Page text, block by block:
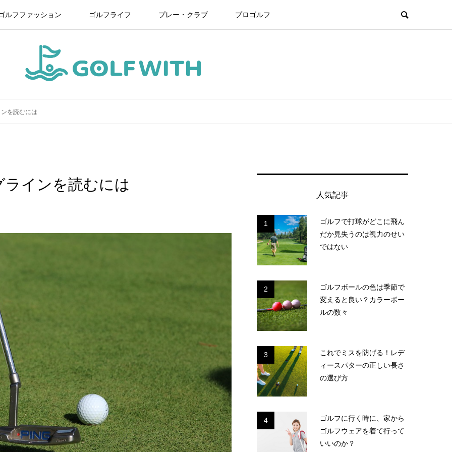
ルフファッション ゴルフライフ プレー・クラブ プロゴルフ
を読むには
インを読むには
人気記事
1
ゴルフで打球がどこに飛ん
だか見失うのは視力のせい
ではない
2
ゴルフボールの色は季節で
変えると良い？カラーボー
ルの数々
3
これでミスを防げる！レデ
ィースパターの正しい長さ
の選び方
4
ゴルフに行く時に、家から
ゴルフウェアを着て行って
いいのか？